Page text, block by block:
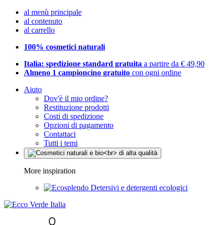
al menù principale
al contenuto
al carrello
100% cosmetici naturali
Italia: spedizione standard gratuita a partire da € 49,90
Almeno 1 campioncino gratuito con ogni ordine
Aiuto
Dov'è il mio ordine?
Restituzione prodotti
Costi di spedizione
Opzioni di pagamento
Contattaci
Tutti i temi
More inspiration
Detersivi e detergenti ecologici